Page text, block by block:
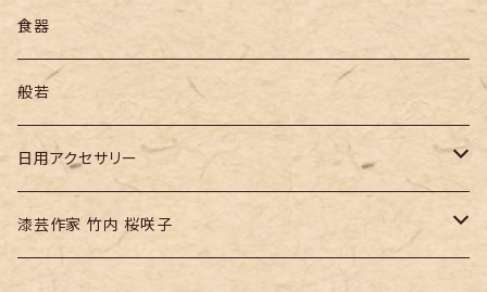
仏壇
六具足
仏像
食器
般若
日用アクセサリー
本の栞
漆芸作家 竹内 桜咲子